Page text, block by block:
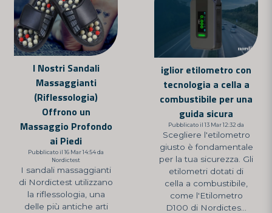
I Nostri Sandali
Massaggianti
(Riflessologia)
Offrono un
Massaggio Profondo
ai Piedi
Pubblicato il 16 Mar 14:54 da
Nordictest
I sandali massaggianti
di Nordictest utilizzano
la riflessologia, una
delle più antiche arti
iglior etilometro con
tecnologia a cella a
combustibile per una
guida sicura
Pubblicato il 13 Mar 12:32 da
Scegliere l'etilometro
giusto è fondamentale
per la tua sicurezza. Gli
etilometri dotati di
cella a combustibile,
come l'Etilometro
D100 di Nordictes...